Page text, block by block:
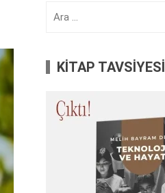
KİTAP TAVSİYESİ